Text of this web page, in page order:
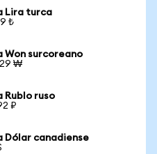
Lira turca
₺
Won surcoreano
₩
Rublo ruso
₽
Dólar canadiense